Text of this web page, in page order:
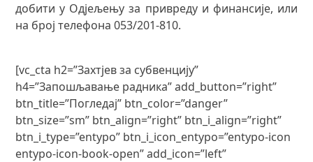
добити у Одјељењу за привреду и финансије, или
на број телефона 053/201-810.
[vc_cta h2=”Захтјев за субвенцију”
h4=”Запошљавање радника” add_button=”right”
btn_title=”Погледај” btn_color=”danger”
btn_size=”sm” btn_align=”right” btn_i_align=”right”
btn_i_type=”entypo” btn_i_icon_entypo=”entypo-icon
entypo-icon-book-open” add_icon=”left”